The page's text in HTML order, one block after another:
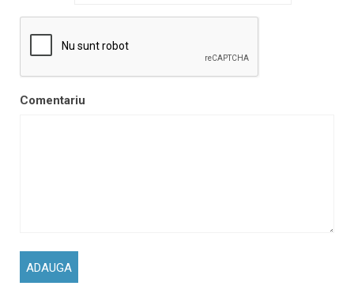
Comentariu